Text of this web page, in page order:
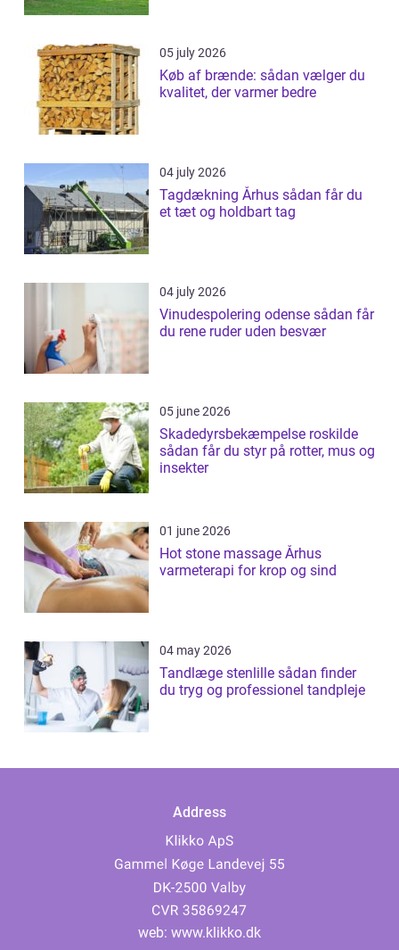
05 july 2026
Køb af brænde: sådan vælger du
kvalitet, der varmer bedre
04 july 2026
Tagdækning Århus sådan får du
et tæt og holdbart tag
04 july 2026
Vinudespolering odense sådan får
du rene ruder uden besvær
05 june 2026
Skadedyrsbekæmpelse roskilde
sådan får du styr på rotter, mus og
insekter
01 june 2026
Hot stone massage Århus
varmeterapi for krop og sind
04 may 2026
Tandlæge stenlille sådan finder
du tryg og professionel tandpleje
Address
web: www.klikko.dk